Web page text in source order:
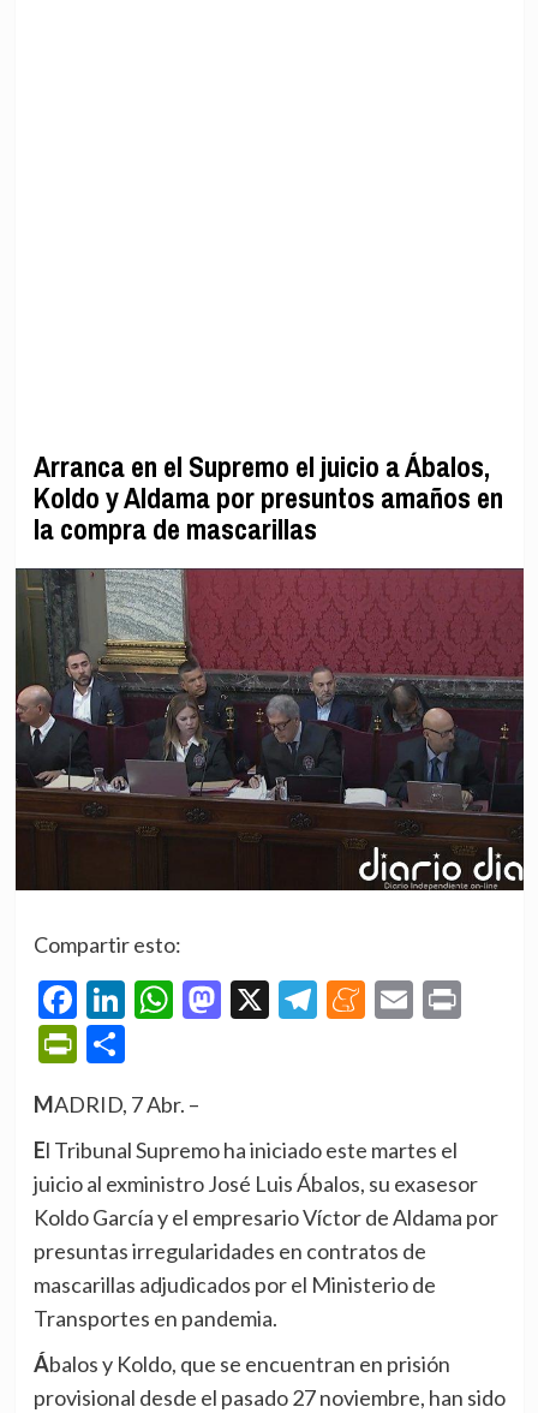
Arranca en el Supremo el juicio a Ábalos,
Koldo y Aldama por presuntos amaños en
la compra de mascarillas
Compartir esto:
Facebook
LinkedIn
WhatsApp
Mastodon
X Telegram
Meneame
Email
PrintFriendly
Compartir
MADRID, 7 Abr. –
El Tribunal Supremo ha iniciado este martes el
juicio al exministro José Luis Ábalos, su exasesor
Koldo García y el empresario Víctor de Aldama por
presuntas irregularidades en contratos de
mascarillas adjudicados por el Ministerio de
Transportes en pandemia.
Ábalos y Koldo, que se encuentran en prisión
provisional desde el pasado 27 noviembre, han sido